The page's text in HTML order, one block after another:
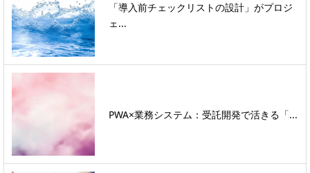
「導入前チェックリストの設計」がプロジ
ェ...
PWA×業務システム：受託開発で活きる「...